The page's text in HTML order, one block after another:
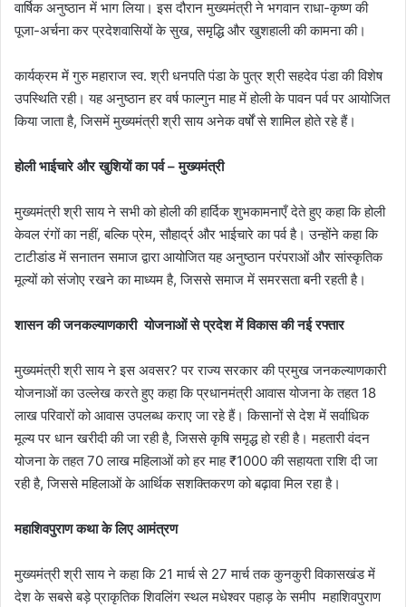
वार्षिक अनुष्ठान में भाग लिया। इस दौरान मुख्यमंत्री ने भगवान राधा-कृष्ण की
पूजा-अर्चना कर प्रदेशवासियों के सुख, समृद्धि और खुशहाली की कामना की।
कार्यक्रम में गुरु महाराज स्व. श्री धनपति पंडा के पुत्र श्री सहदेव पंडा की विशेष
उपस्थिति रही। यह अनुष्ठान हर वर्ष फाल्गुन माह में होली के पावन पर्व पर आयोजित
किया जाता है, जिसमें मुख्यमंत्री श्री साय अनेक वर्षों से शामिल होते रहे हैं।
होली भाईचारे और खुशियों का पर्व – मुख्यमंत्री
मुख्यमंत्री श्री साय ने सभी को होली की हार्दिक शुभकामनाएँ देते हुए कहा कि होली
केवल रंगों का नहीं, बल्कि प्रेम, सौहार्द्र और भाईचारे का पर्व है। उन्होंने कहा कि
टाटीडांड में सनातन समाज द्वारा आयोजित यह अनुष्ठान परंपराओं और सांस्कृतिक
मूल्यों को संजोए रखने का माध्यम है, जिससे समाज में समरसता बनी रहती है।
शासन की जनकल्याणकारी योजनाओं से प्रदेश में विकास की नई रफ्तार
मुख्यमंत्री श्री साय ने इस अवसर? पर राज्य सरकार की प्रमुख जनकल्याणकारी
योजनाओं का उल्लेख करते हुए कहा कि प्रधानमंत्री आवास योजना के तहत 18
लाख परिवारों को आवास उपलब्ध कराए जा रहे हैं। किसानों से देश में सर्वाधिक
मूल्य पर धान खरीदी की जा रही है, जिससे कृषि समृद्ध हो रही है। महतारी वंदन
योजना के तहत 70 लाख महिलाओं को हर माह ₹1000 की सहायता राशि दी जा
रही है, जिससे महिलाओं के आर्थिक सशक्तिकरण को बढ़ावा मिल रहा है।
महाशिवपुराण कथा के लिए आमंत्रण
मुख्यमंत्री श्री साय ने कहा कि 21 मार्च से 27 मार्च तक कुनकुरी विकासखंड में
देश के सबसे बड़े प्राकृतिक शिवलिंग स्थल मधेश्वर पहाड़ के समीप महाशिवपुराण